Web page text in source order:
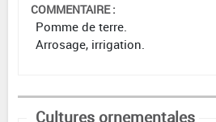
COMMENTAIRE :
Pomme de terre.
Arrosage, irrigation.
Cultures ornementales